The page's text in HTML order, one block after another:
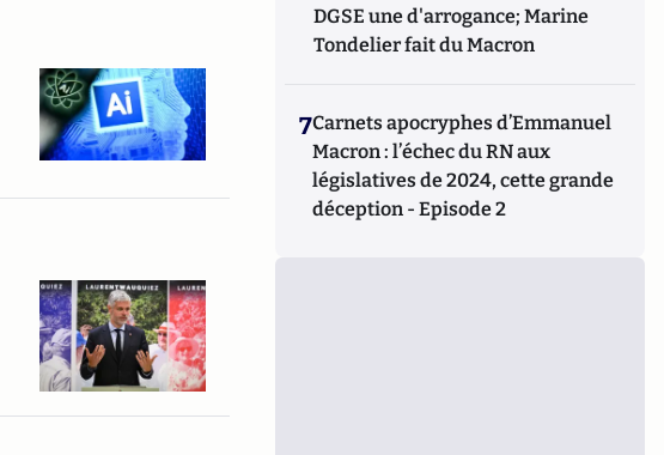
DGSE une d'arrogance; Marine
Tondelier fait du Macron
7Carnets apocryphes d’Emmanuel
Macron : l’échec du RN aux
législatives de 2024, cette grande
déception - Episode 2